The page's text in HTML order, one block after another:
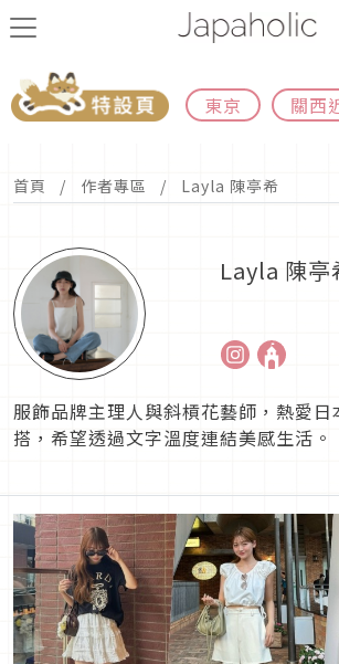
東京 關西
首頁 作者專區 Layla 陳亭希
Layla 陳亭
服飾品牌主理人與斜槓花藝師，熱愛日
搭，希望透過文字溫度連結美感生活。